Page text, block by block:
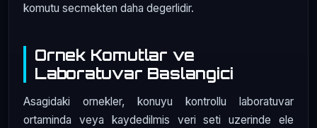
komutu secmekten daha degerlidir.
Ornek Komutlar ve
Laboratuvar Baslangici
Asagidaki ornekler, konuyu kontrollu laboratuvar
ortaminda veya kaydedilmis veri seti uzerinde ele